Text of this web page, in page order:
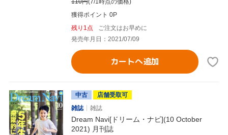
110円(7/1時点の価格)
獲得ポイント 0P
残り1点
ご注文はお早めに
発売年月日：2021/07/09
カートへ追加
中古
店舗受取可
雑誌
雑誌
Dream Navi[ドリーム・ナビ](10 October
2021) 月刊誌